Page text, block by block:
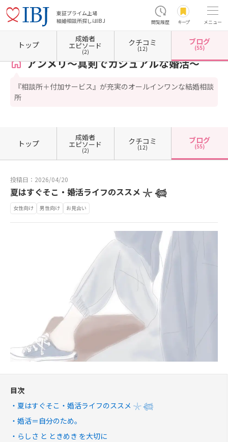
東証プライム上場
結婚相談所探しはIBJ
閲覧履歴 キープ メニュー
ホーム 佐賀県の結婚相談所 佐賀県佐賀市 アンメリ～真剣でカジュアルな婚活～
アンメリ～真剣でカジュアルな婚活～
『相談所＋付加サービス』が充実のオールインワンな結婚相談
所
トップ
成婚者
エピソード
(2)
クチコミ
(12)
ブログ
(55)
トップ
成婚者
エピソード
(2)
クチコミ
(12)
ブログ
(55)
投稿日：2026/04/20
夏はすぐそこ・婚活ライフのススメ 𓇼 𓆉
女性向け 男性向け お見合い
目次
夏はすぐそこ・婚活ライフのススメ 𓇼 𓆉
婚活＝自分のため。
らしさ と ときめき を大切に